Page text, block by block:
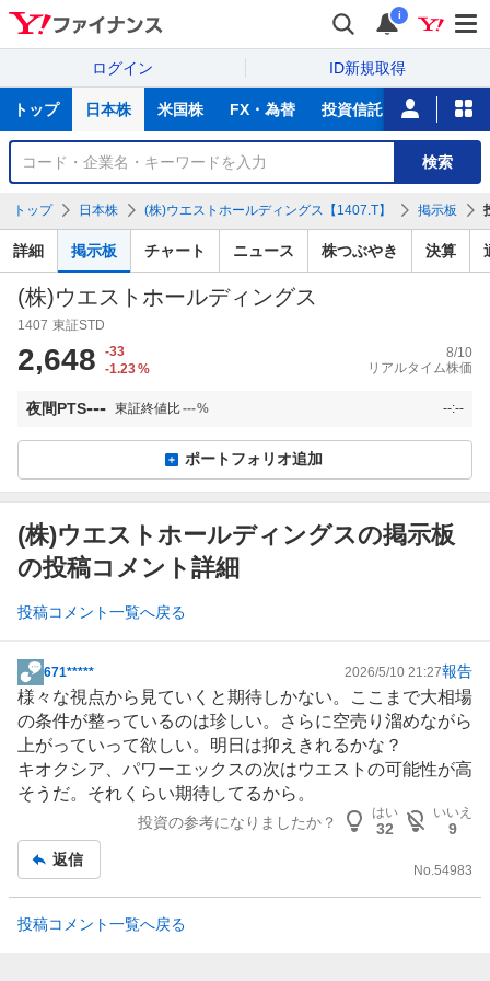
i
ログイン ID新規取得
サ
トップ 日本株 米国株 FX・為替 投資信託 ニュース
銘
検
索
検索
トップ 日本株 (株)ウエストホールディングス【1407.T】 掲示板
詳細 掲示板 チャート ニュース 株つぶやき 決算
(株)ウエストホールディングス
1407 東証STD
2,648
-33
-1.23%
8/10
リアルタイム株価
夜間PTS--- 東証終値比---% --:--
ポートフォリオ追加
(株)ウエストホールディングスの掲示板
の投稿コメント詳細
投稿コメント一覧へ戻る
掲
示
板
記
事
671***** 2026/5/10 21:27報告
様々な視点から見ていくと期待しかない。ここまで大相場
の条件が整っているのは珍しい。さらに空売り溜めながら
上がっていって欲しい。明日は抑えきれるかな？
キオクシア
パワーエックスの次はウエストの可能性が高
そうだ。それくらい期待してるから。
投資の参考になりましたか？
はい
32
いいえ
9
返信
No.54983
投稿コメント一覧へ戻る